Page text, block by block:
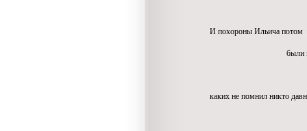
И похороны Ильича потом
были пышными и
каких не помнил никто